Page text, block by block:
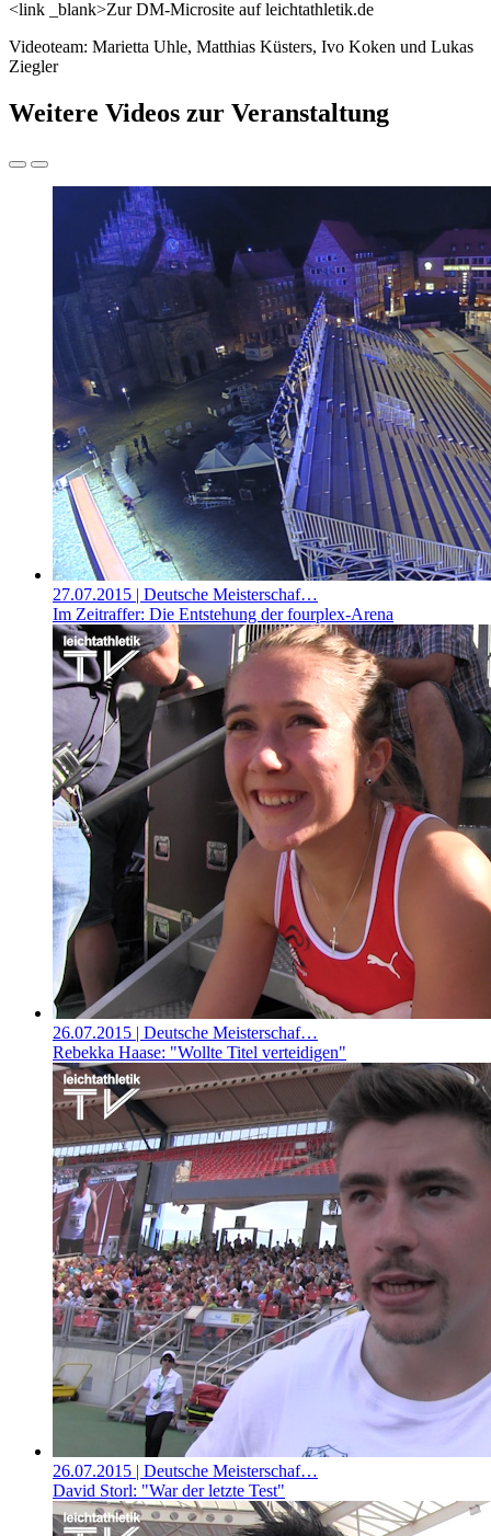
<link _blank>Zur DM-Microsite auf leichtathletik.de
Videoteam: Marietta Uhle, Matthias Küsters, Ivo Koken und Lukas
Ziegler
Weitere Videos zur Veranstaltung
27.07.2015 | Deutsche Meisterschaf…
Im Zeitraffer: Die Entstehung der fourplex-Arena
26.07.2015 | Deutsche Meisterschaf…
Rebekka Haase: "Wollte Titel verteidigen"
26.07.2015 | Deutsche Meisterschaf…
David Storl: "War der letzte Test"